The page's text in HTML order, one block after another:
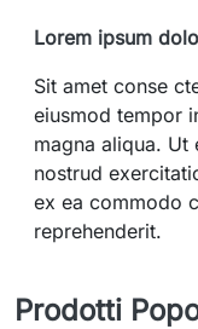
Lorem ipsum
Sit amet conse
eiusmod tempor
magna aliqua. Ut
nostrud
ex ea commodo
reprehenderit.
Prodotti